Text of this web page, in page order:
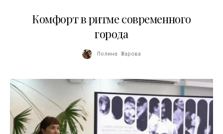
Комфорт в ритме современного
города
Полина Жарова